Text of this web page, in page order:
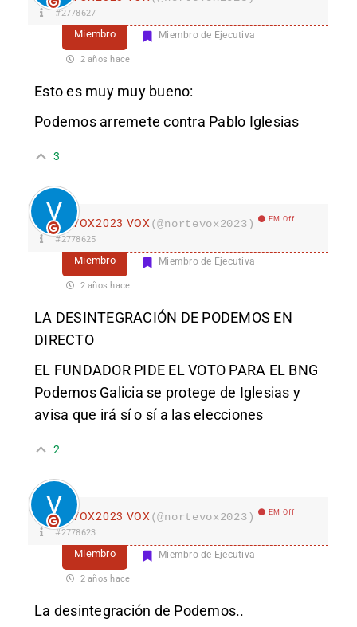
#2778627
Miembro Miembro de Ejecutiva
2 años hace
Esto es muy muy bueno:
Podemos arremete contra Pablo Iglesias
3
VOX2023 VOX (@nortevox2023) EM Off
#2778625
Miembro Miembro de Ejecutiva
2 años hace
LA DESINTEGRACIÓN DE PODEMOS EN
DIRECTO
EL FUNDADOR PIDE EL VOTO PARA EL BNG
Podemos Galicia se protege de Iglesias y
avisa que irá sí o sí a las elecciones
2
VOX2023 VOX (@nortevox2023) EM Off
#2778623
Miembro Miembro de Ejecutiva
2 años hace
La desintegración de Podemos..